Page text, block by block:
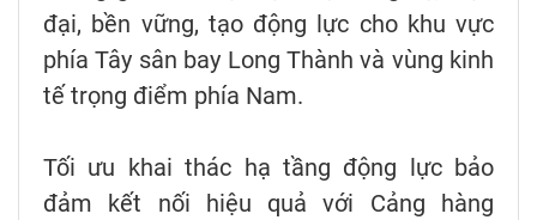
đại, bền vững, tạo động lực cho khu vực
phía Tây sân bay Long Thành và vùng kinh
tế trọng điểm phía Nam.
Tối ưu khai thác hạ tầng động lực bảo
đảm kết nối hiệu quả với Cảng hàng